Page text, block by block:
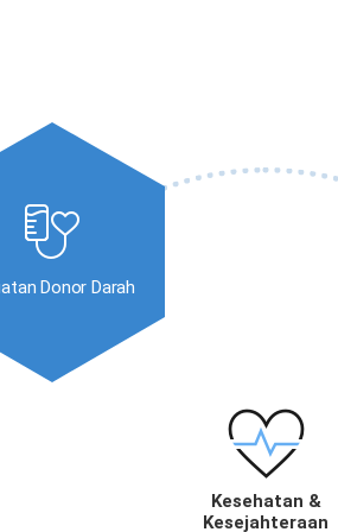
Donor Darah
Kesehatan &
Kesejahteraan